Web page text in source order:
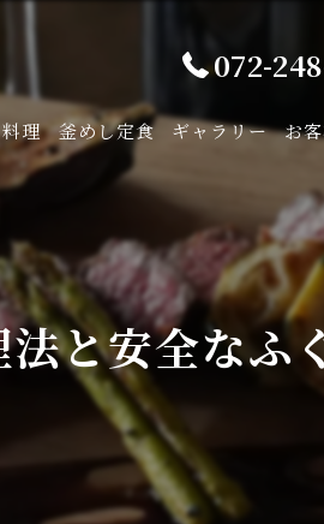
072-
理 釜めし定食 ギャラリー お
と安全なふ